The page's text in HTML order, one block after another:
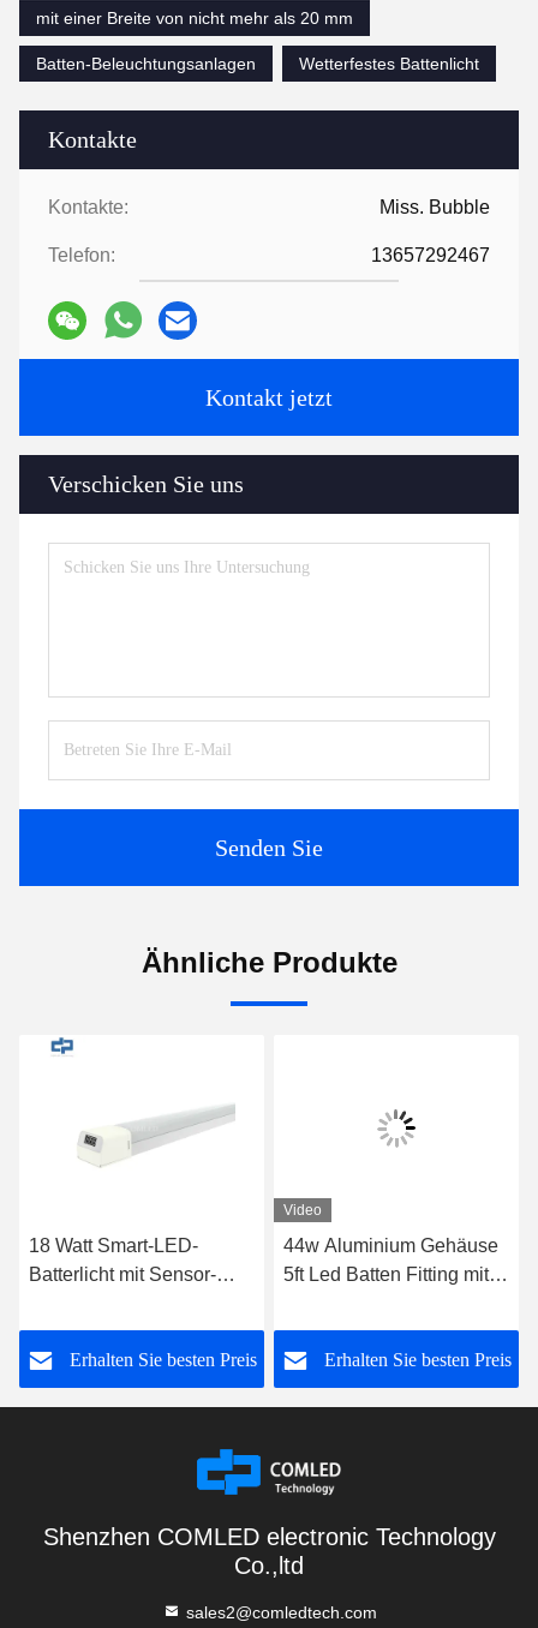
Kontakte
Kontakte: Miss. Bubble
Telefon: 13657292467
Kontakt jetzt
Verschicken Sie uns
Senden Sie
mit einer Breite von nicht mehr als 20 mm
Batten-Beleuchtungsanlagen Wetterfestes Battenlicht
Ähnliche Produkte
18 Watt Smart-LED-
Batterlicht mit Sensor-
Wechselleuchte
Erhalten Sie besten Preis
Video
44w Aluminium Gehäuse
5ft Led Batten Fitting mit
Milchweiß
Erhalten Sie besten Preis
Shenzhen COMLED electronic Technology
Co.,ltd
sales2@comledtech.com